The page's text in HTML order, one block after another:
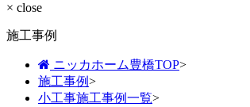
× close
施工事例
ニッカホーム豊橋TOP>
施工事例>
小工事施工事例一覧>